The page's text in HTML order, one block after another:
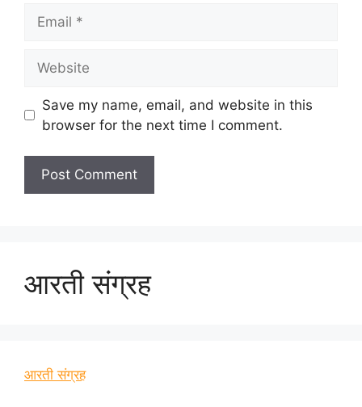
Save my name, email, and website in this
browser for the next time I comment.
आरती संग्रह
आरती संग्रह